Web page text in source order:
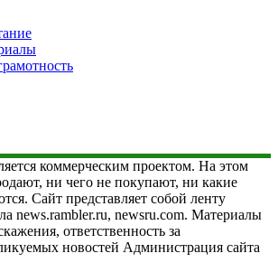
коммерческим проектом. На этом
ни чего не покупают, ни какие
Сайт представляет собой ленту
news.rambler.ru, newsru.com. Материалы
ответственность за
новостей Администрация сайта